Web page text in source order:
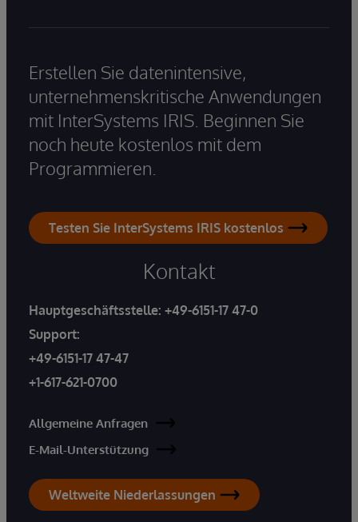
Erstellen Sie datenintensive,
unternehmenskritische Anwendungen
mit InterSystems IRIS. Beginnen Sie
noch heute kostenlos mit dem
Programmieren.
Testen Sie InterSystems IRIS kostenlos
Kontakt
Hauptgeschäftsstelle: +49-6151-17 47-0
Support:
+49-6151-17 47-47
+1-617-621-0700
Allgemeine Anfragen
E-Mail-Unterstützung
Weltweite Niederlassungen